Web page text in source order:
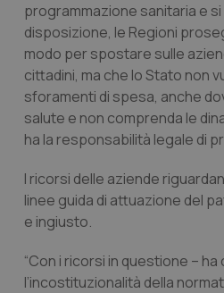
programmazione sanitaria e
disposizione, le Regioni
modo per spostare sulle
cittadini, ma che lo Stato non
sforamenti di spesa, anche
salute e non comprenda le
ha la responsabilità legale di
I ricorsi delle aziende
linee guida di attuazione del
e ingiusto.
“Con i ricorsi in questione –
l’incostituzionalità della